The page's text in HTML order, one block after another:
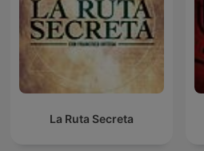
La Ruta Secreta